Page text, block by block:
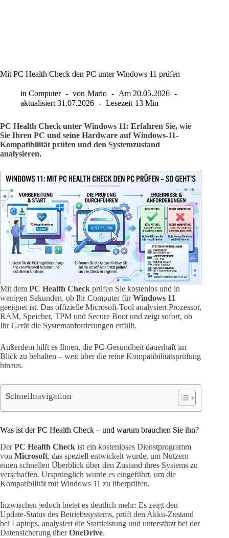
Mit PC Health Check den PC unter Windows 11 prüfen
in Computer von Mario Am 20.05.2026
aktualisiert 31.07.2026 Lesezeit 13 Min
PC Health Check unter Windows 11: Erfahren Sie, wie
Sie Ihren PC und seine Hardware auf Windows-11-
Kompatibilität prüfen und den Systemzustand
analysieren.
Mit dem PC Health Check prüfen Sie kostenlos und in
wenigen Sekunden, ob Ihr Computer fürWindows 11
geeignet ist. Das offizielle Microsoft-Tool analysiert Prozessor,
RAM, Speicher, TPM und Secure Boot und zeigt sofort, ob
Ihr Gerät die Systemanforderungen erfüllt.
Außerdem hilft es Ihnen, die PC-Gesundheit dauerhaft im
Blick zu behalten – weit über die reine Kompatibilitätsprüfung
hinaus.
Schnellnavigation
Was ist der PC Health Check – und warum brauchen Sie ihn?
DerPC Health Check ist ein kostenloses Dienstprogramm
von Microsoft, das speziell entwickelt wurde, um Nutzern
einen schnellen Überblick über den Zustand ihres Systems zu
verschaffen. Ursprünglich wurde es eingeführt, um die
Kompatibilität mit Windows 11 zu überprüfen.
Inzwischen jedoch bietet es deutlich mehr: Es zeigt den
Update-Status des Betriebssystems, prüft den Akku-Zustand
bei Laptops, analysiert die Startleistung und unterstützt bei der
Datensicherung überOneDrive.